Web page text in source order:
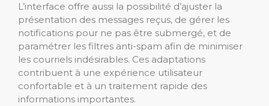
L’interface offre aussi la possibilité d’ajuster la
présentation des messages reçus, de gérer les
notifications pour ne pas être submergé, et de
paramétrer les filtres anti-spam afin de minimiser
les courriels indésirables. Ces adaptations
contribuent à une expérience utilisateur
confortable et à un traitement rapide des
informations importantes.